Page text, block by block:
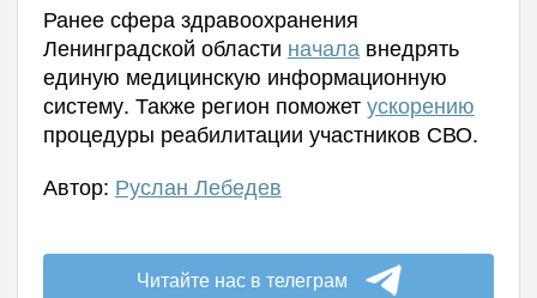
Ранее сфера здравоохранения
Ленинградской области начала внедрять
единую медицинскую информационную
систему. Также регион поможетускорению
процедуры реабилитации участников СВО.
Автор: Руслан Лебедев
Читайте нас в телеграм